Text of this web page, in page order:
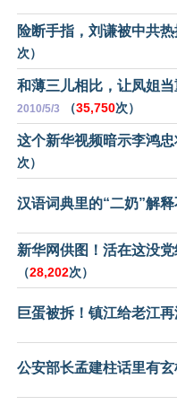
险断手指，刘谦被中共
次）
和薄三儿相比，让凤姐
2010/5/3 （35,750次）
这个新华视频暗示李鸿
次）
汉语词典里的“二奶”解
新华网供图！活在这没
（28,202次）
巨蛋被拆！镇江给老江
公安部长孟建柱话里有玄